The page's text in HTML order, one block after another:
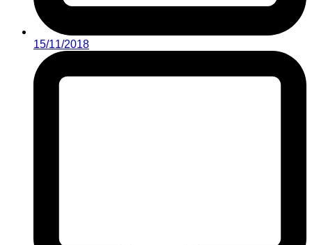
15/11/2018